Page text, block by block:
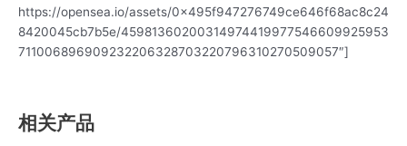
https://opensea.io/assets/0x495f947276749ce646f68ac8c24
8420045cb7b5e/45981360200314974419977546609925953
711006896909232206328703220796310270509057″]
相关产品